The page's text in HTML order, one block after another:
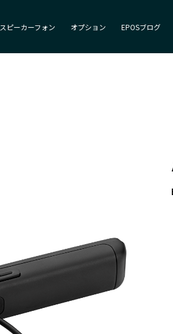
スピーカーフォン オプション EPOSブログ